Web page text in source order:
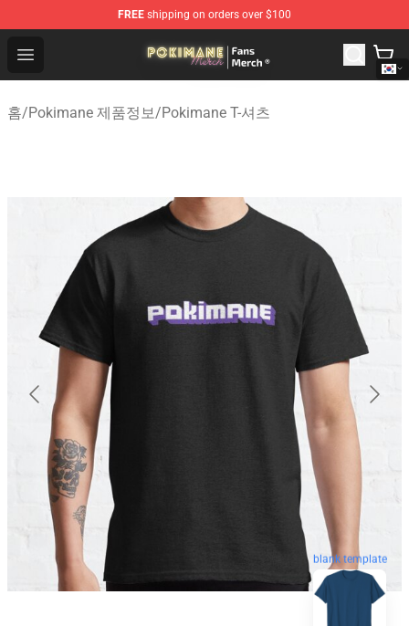
FREE shipping on orders over $100
Open menu
Pokimane Store - Official Pokimane Merchandise Shop
홈/Pokimane 제품정보/Pokimane T-셔츠
blank template